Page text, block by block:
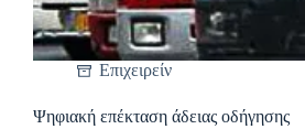
Επιχειρείν
Ψηφιακή επέκταση άδειας οδήγησης